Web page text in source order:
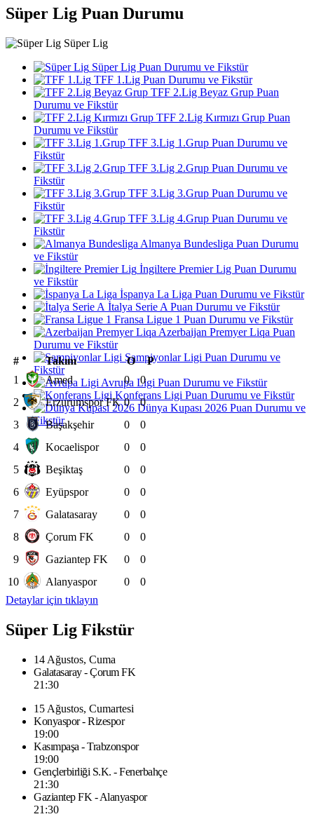
Süper Lig Puan Durumu
Süper Lig
Süper Lig Puan Durumu ve Fikstür
TFF 1.Lig Puan Durumu ve Fikstür
TFF 2.Lig Beyaz Grup Puan
Durumu ve Fikstür
TFF 2.Lig Kırmızı Grup Puan
Durumu ve Fikstür
TFF 3.Lig 1.Grup Puan Durumu ve
Fikstür
TFF 3.Lig 2.Grup Puan Durumu ve
Fikstür
TFF 3.Lig 3.Grup Puan Durumu ve
Fikstür
TFF 3.Lig 4.Grup Puan Durumu ve
Fikstür
Almanya Bundesliga Puan Durumu
ve Fikstür
İngiltere Premier Lig Puan Durumu
ve Fikstür
İspanya La Liga Puan Durumu ve Fikstür
İtalya Serie A Puan Durumu ve Fikstür
Fransa Ligue 1 Puan Durumu ve Fikstür
Azerbaijan Premyer Liqa Puan
Durumu ve Fikstür
Şampiyonlar Ligi Puan Durumu ve
Fikstür
Avrupa Ligi Puan Durumu ve Fikstür
Konferans Ligi Puan Durumu ve Fikstür
Dünya Kupası 2026 Puan Durumu ve
Fikstür
# Takım O
P
1
Amed 0
0
2
Erzurumspor FK 0
0
3
Başakşehir 0
0
4
Kocaelispor 0
0
5
Beşiktaş 0
0
6
Eyüpspor 0
0
7
Galatasaray 0
0
8
Çorum FK 0
0
9
Gaziantep FK 0
0
10
Alanyaspor 0
0
Detaylar için tıklayın
Süper Lig Fikstür
14 Ağustos, Cuma
Galatasaray - Çorum FK
21:30
15 Ağustos, Cumartesi
Konyaspor - Rizespor
19:00
Kasımpaşa - Trabzonspor
19:00
Gençlerbirliği S.K. - Fenerbahçe
21:30
Gaziantep FK - Alanyaspor
21:30